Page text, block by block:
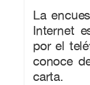
La
Internet
por el
conoce
carta.